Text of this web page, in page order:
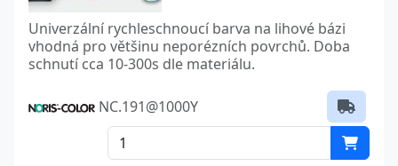
Univerzální rychleschnoucí barva na lihové bázi
vhodná pro většinu neporézních povrchů. Doba
schnutí cca 10-300s dle materiálu.
NC.191@1000Y